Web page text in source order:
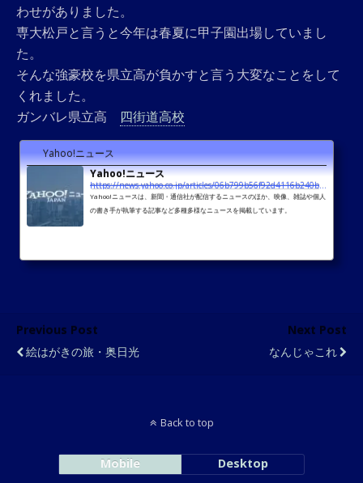
わせがありました。
専大松戸と言うと今年は春夏に甲子園出場していまし
た。
そんな強豪校を県立高が負かすと言う大変なことをして
くれました。
ガンバレ県立高 四街道高校
Yahoo!ニュース
Yahoo!ニュース
https://news.yahoo.co.jp/articles/06b799b56f92d4116b240b404872623c54ca3eb1
Yahoo!ニュースは、新聞・通信社が配信するニュースのほか、映像、雑誌や個人
の書き手が執筆する記事など多種多様なニュースを掲載しています。
Previous Post
絵はがきの旅・奥日光
Next Post
なんじゃこれ
Back to top
Mobile Desktop